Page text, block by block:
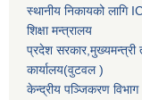
स्थानीय निकायको लागि
शिक्षा मन्त्रालय
प्रदेश सरकार,मुख्यमन्त्री
कार्यालय(वुटवल )
केन्द्रीय पञ्जिकरण विभाग